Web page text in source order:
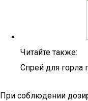
Читайте также:
Спрей для горла
При соблюдении